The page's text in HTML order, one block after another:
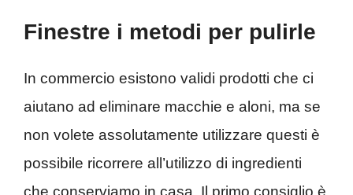
Finestre i metodi per pulirle
In commercio esistono validi prodotti che ci
aiutano ad eliminare macchie e aloni, ma se
non volete assolutamente utilizzare questi è
possibile ricorrere all’utilizzo di ingredienti